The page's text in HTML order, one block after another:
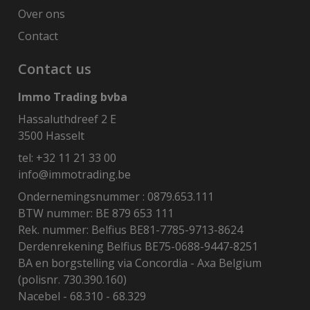
Over ons
Contact
Contact us
Immo Trading bvba
Hassaluthdreef 2 E
3500 Hasselt
tel: +32 11 21 33 00
info@immotrading.be
Ondernemingsnummer : 0879.653.111
BTW nummer: BE 879 653 111
Rek. nummer: Belfius BE81-7785-9713-8624
Derdenrekening Belfius BE75-0688-9447-8251
BA en borgstelling via Concordia - Axa Belgium
(polisnr. 730.390.160)
Nacebel - 68.310 - 68.329